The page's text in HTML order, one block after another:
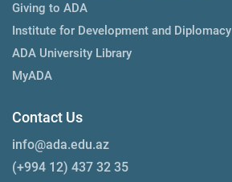
Giving to ADA
Institute for Development and Diplomacy
ADA University Library
MyADA
Contact Us
info@ada.edu.az
(+994 12) 437 32 35